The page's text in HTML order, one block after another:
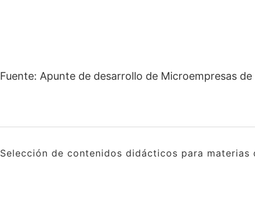
Fuente: Apunte de desarrollo de Microempresas de
Selección de contenidos didácticos para materias